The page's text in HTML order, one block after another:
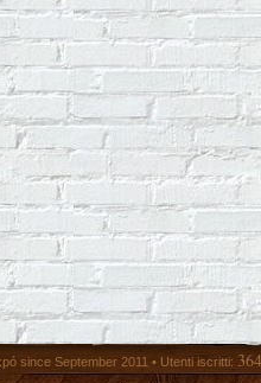
since September 2011 • Utenti iscritti: 364